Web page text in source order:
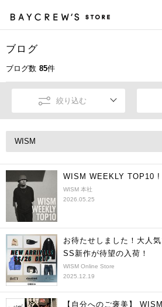
ブログ
ブログ数 85件
絞り込む
WISM
WISM WEEKLY TOP10 !
WISM 本社
2026.05.25
お待たせしました！大人
SS新作が待望の入荷！
WISM Online Store
2025.12.19
【自分へのご褒美】